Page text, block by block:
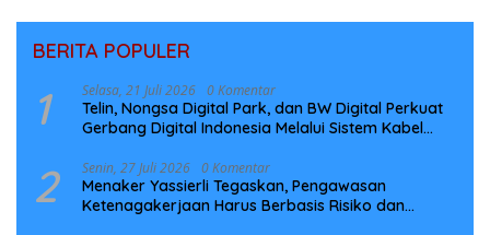
BERITA POPULER
1 Selasa, 21 Juli 2026 0 Komentar
Telin, Nongsa Digital Park, dan BW Digital Perkuat
Gerbang Digital Indonesia Melalui Sistem Kabel
2 Senin, 27 Juli 2026 0 Komentar
Menaker Yassierli Tegaskan, Pengawasan
Ketenagakerjaan Harus Berbasis Risiko dan